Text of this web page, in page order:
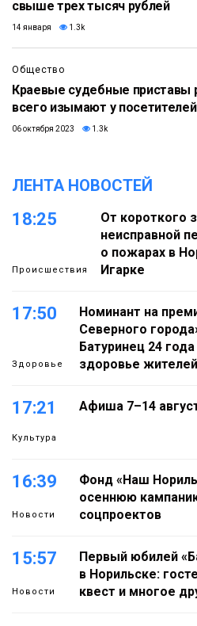
свыше трех тысяч рублей
14 января 1.3k
Общество
Краевые судебные приставы
всего изымают у
06 октября 2023 1.3k
ЛЕНТА НОВОСТЕЙ
18:25
Происшествия
От короткого
неисправной
о пожарах в
Игарке
17:50
Здоровье
Номинант на
Северного
Батуринец 24
здоровье
17:21
Культура
Афиша 7–14
16:39
Новости
Фонд «Наш
осеннюю
соцпроектов
15:57
Новости
Первый юбилей
в Норильске:
квест и многое